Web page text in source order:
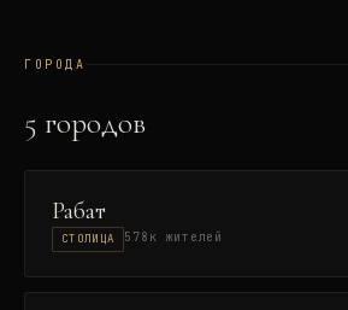
ГОРОДА
5 городов
Рабат
СТОЛИЦА 578 к жителей